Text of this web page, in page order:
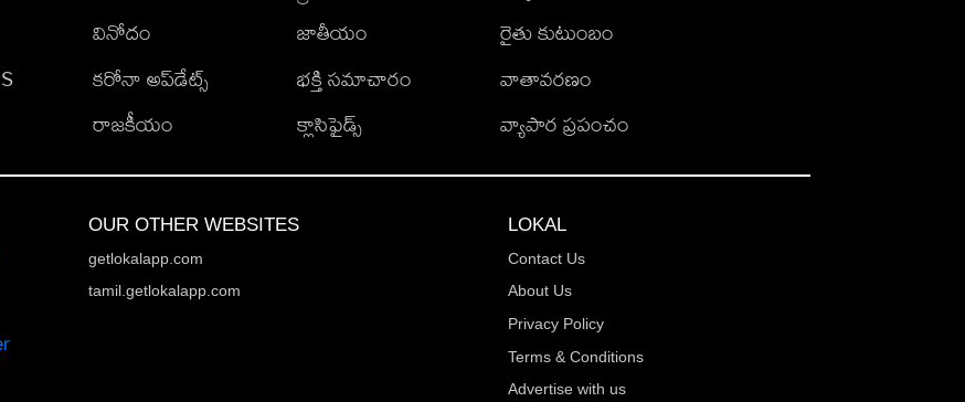
వినోదం
కరోనా అప్‌డేట్స్
రాజకీయం
జాతీయం
భక్తి సమాచారం
క్లాసిఫైడ్స్
రైతు కుటుంబం
వాతావరణం
వ్యాపార ప్రపంచం
OUR OTHER WEBSITES
getlokalapp.com
tamil.getlokalapp.com
LOKAL
Contact Us
About Us
Privacy Policy
Terms & Conditions
Advertise with us